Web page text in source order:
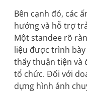
Bên cạnh đó, các
hướng và hỗ trợ
Một standee rõ
liệu được trình bày
thấy thuận tiện và
tổ chức. Đối với
dựng hình ảnh